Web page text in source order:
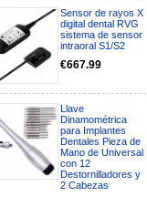
Sensor de rayos X
digital dental RVG
sistema de sensor
intraoral S1/S2
€667.99
Llave
Dinamométrica
para Implantes
Dentales Pieza de
Mano de Universal
con 12
Destornilladores y
2 Cabezas
noite gostaria de saber se
possível entrega em
e quanto tempo no
demoraria pra a morada